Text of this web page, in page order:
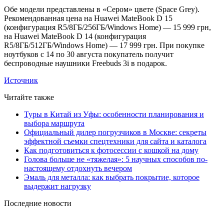
Обе модели представлены в «Сером» цвете (Space Grey).
Рекомендованная цена на Huawei MateBook D 15
(конфигурация R5/8ГБ/256ГБ/Windows Home) — 15 999 грн,
на Huawei MateBook D 14 (конфигурация
R5/8ГБ/512ГБ/Windows Home) — 17 999 грн. При покупке
ноутбуков с 14 по 30 августа покупатель получит
беспроводные наушники Freebuds 3i в подарок.
Источник
Читайте также
Туры в Китай из Уфы: особенности планирования и
выбора маршрута
Официальный дилер погрузчиков в Москве: секреты
эффектной съемки спецтехники для сайта и каталога
Как подготовиться к фотосессии с кошкой на дому
Голова больше не «тяжелая»: 5 научных способов по-
настоящему отдохнуть вечером
Эмаль для металла: как выбрать покрытие, которое
выдержит нагрузку
Последние новости